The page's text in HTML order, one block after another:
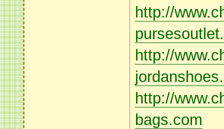
http://
http://
http://
bags.com